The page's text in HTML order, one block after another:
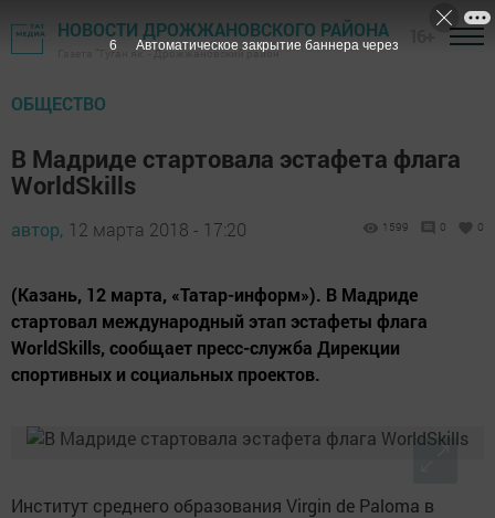
НОВОСТИ ДРОЖЖАНОВСКОГО РАЙОНА
Газета "Туган як" - Дрожжановский район
ОБЩЕСТВО
В Мадриде стартовала эстафета флага
WorldSkills
автор, 12 марта 2018 - 17:20 1599 0 0
(Казань, 12 марта, «Татар-информ»). В Мадриде
стартовал международный этап эстафеты флага
WorldSkills, сообщает пресс-служба Дирекции
спортивных и социальных проектов.
Институт среднего образования Virgin de Paloma в
5 Автоматическое закрытие баннера через